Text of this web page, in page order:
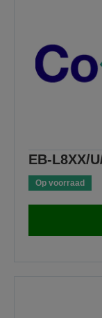
EB-L8XX/
Op voorraad